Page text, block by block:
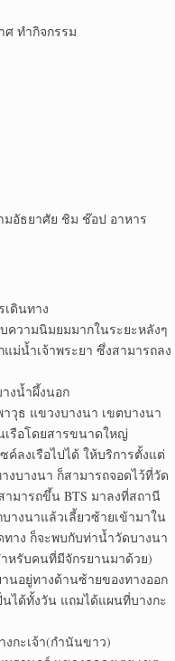
ศ ทำกิจกรรม
อัธยาศัย ชิม ช๊อป อาหาร
เดินทาง
ความนิมยมมากในระยะหลังๆ
ม่น้ำเจ้าพระยา ซึ่งสามารถลง
างน้ำผึ้งนอก
วุธ แขวงบางนา เขตบางนา
เรือโดยสารขนาดใหญ่
ลงเรือไปได้ ให้บริการตั้งแต่
งบางนา ก็สามารถจอดไว้ที่วัด
มารถขึ้น BTS มาลงที่สถานี
างนาแล้วเลี้ยวซ้ายเข้ามาใน
าง ก็จะพบกับท่าน้ำวัดบางนา
หรับคนที่มีจักรยานมาด้วย)
นอยู่ทางด้านซ้ายของทางออก
ได้ทั้งวัน แถมได้แผนที่บางกะ
งกะเจ้า(กำนันขาว)